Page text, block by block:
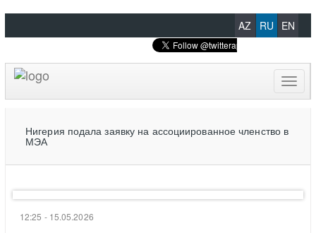
AZ RU EN
Нигерия подала заявку на ассоциированное членство в
МЭА
12:25 - 15.05.2026